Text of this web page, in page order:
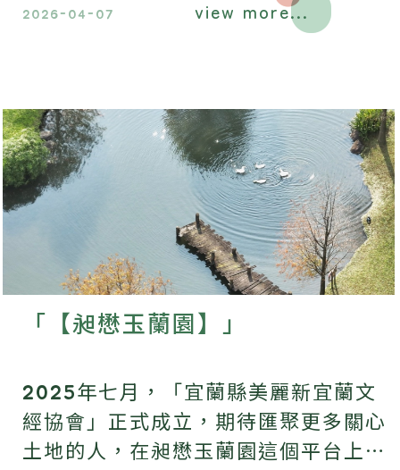
2026-04-07 view more...
「【昶懋玉蘭園】」
2025年七月，「宜蘭縣美麗新宜蘭文
經協會」正式成立，期待匯聚更多關心
土地的人，在昶懋玉蘭園這個平台上攜